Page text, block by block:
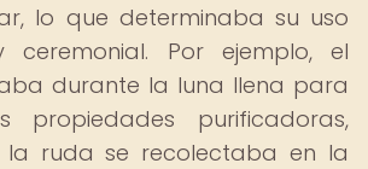
lo que determinaba su uso
ceremonial. Por ejemplo, el
durante la luna llena para
propiedades purificadoras,
la ruda se recolectaba en la